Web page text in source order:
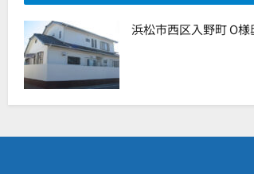
浜松市西区入野町 O様